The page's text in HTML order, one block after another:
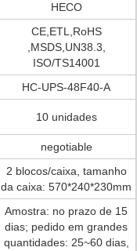
HECO
CE,ETL,RoHS
,MSDS,UN38.3,
ISO/TS14001
HC-UPS-48F40-A
10 unidades
negotiable
2 blocos/caixa, tamanho
da caixa: 570*240*230mm
Amostra: no prazo de 15
dias; pedido em grandes
quantidades: 25~60 dias,